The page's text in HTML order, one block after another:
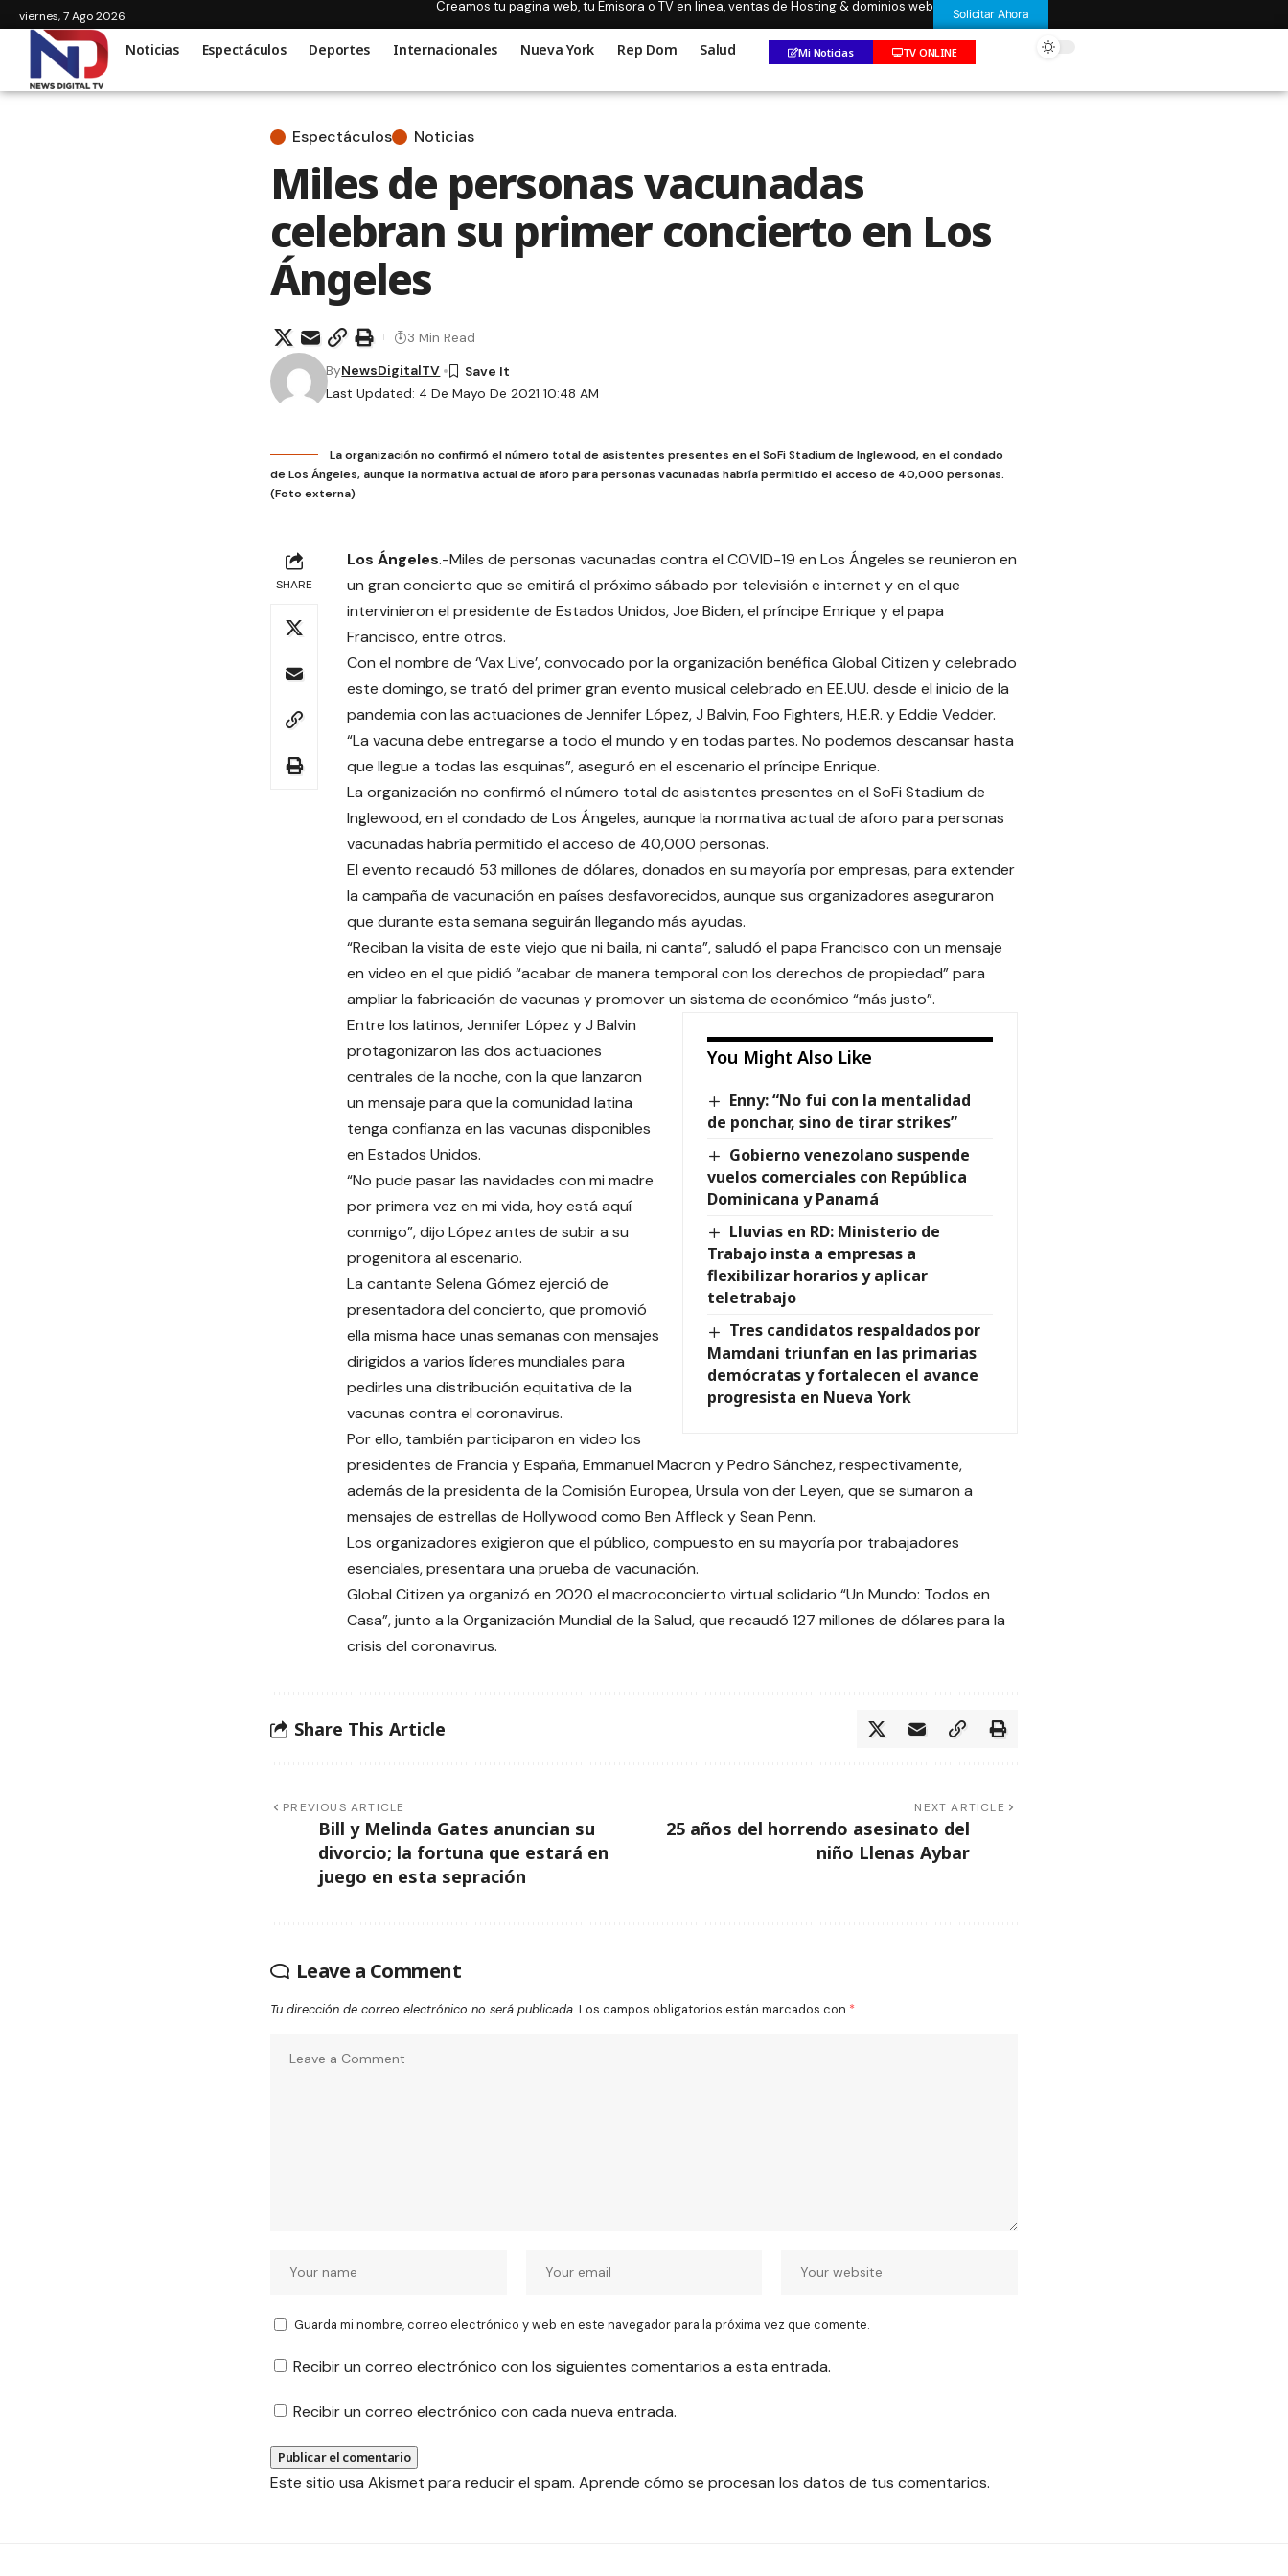
viernes, 7 Ago 2026
Creamos tu pagina web, tu Emisora o TV en linea, ventas de Hosting & dominios web Solicitar Ahora
Noticias Espectáculos Deportes Internacionales Nueva York Rep Dom Salud Mi Noticias TV ONLINE
Espectáculos Noticias
Miles de personas vacunadas
celebran su primer concierto en Los
Ángeles
Last Updated: 4 De Mayo De 2021 10:48 AM
ByNewsDigitalTV
3 Min Read
La organización no confirmó el número total de asistentes presentes en el SoFi Stadium de Inglewood, en el condado
de Los Ángeles, aunque la normativa actual de aforo para personas vacunadas habría permitido el acceso de 40,000 personas.
(Foto externa)
SHARE
Los Ángeles.-Miles de personas vacunadas contra el COVID-19 en Los Ángeles se reunieron en
un gran concierto que se emitirá el próximo sábado por televisión e internet y en el que
intervinieron el presidente de Estados Unidos, Joe Biden, el príncipe Enrique y el papa
Francisco, entre otros.
Con el nombre de ‘Vax Live’, convocado por la organización benéfica Global Citizen y celebrado
este domingo, se trató del primer gran evento musical celebrado en EE.UU. desde el inicio de la
pandemia con las actuaciones de Jennifer López, J Balvin, Foo Fighters, H.E.R. y Eddie Vedder.
“La vacuna debe entregarse a todo el mundo y en todas partes. No podemos descansar hasta
que llegue a todas las esquinas”, aseguró en el escenario el príncipe Enrique.
La organización no confirmó el número total de asistentes presentes en el SoFi Stadium de
Inglewood, en el condado de Los Ángeles, aunque la normativa actual de aforo para personas
vacunadas habría permitido el acceso de 40,000 personas.
El evento recaudó 53 millones de dólares, donados en su mayoría por empresas, para extender
la campaña de vacunación en países desfavorecidos, aunque sus organizadores aseguraron
que durante esta semana seguirán llegando más ayudas.
“Reciban la visita de este viejo que ni baila, ni canta”, saludó el papa Francisco con un mensaje
en video en el que pidió “acabar de manera temporal con los derechos de propiedad” para
ampliar la fabricación de vacunas y promover un sistema de económico “más justo”.
You Might Also Like
Enny: “No fui con la mentalidad
de ponchar, sino de tirar strikes”
Gobierno venezolano suspende
vuelos comerciales con República
Dominicana y Panamá
Lluvias en RD: Ministerio de
Trabajo insta a empresas a
flexibilizar horarios y aplicar
teletrabajo
Tres candidatos respaldados por
Mamdani triunfan en las primarias
demócratas y fortalecen el avance
progresista en Nueva York
Entre los latinos, Jennifer López y J Balvin
protagonizaron las dos actuaciones
centrales de la noche, con la que lanzaron
un mensaje para que la comunidad latina
tenga confianza en las vacunas disponibles
en Estados Unidos.
“No pude pasar las navidades con mi madre
por primera vez en mi vida, hoy está aquí
conmigo”, dijo López antes de subir a su
progenitora al escenario.
La cantante Selena Gómez ejerció de
presentadora del concierto, que promovió
ella misma hace unas semanas con mensajes
dirigidos a varios líderes mundiales para
pedirles una distribución equitativa de la
vacunas contra el coronavirus.
Por ello, también participaron en video los
presidentes de Francia y España, Emmanuel Macron y Pedro Sánchez, respectivamente,
además de la presidenta de la Comisión Europea, Ursula von der Leyen, que se sumaron a
mensajes de estrellas de Hollywood como Ben Affleck y Sean Penn.
Los organizadores exigieron que el público, compuesto en su mayoría por trabajadores
esenciales, presentara una prueba de vacunación.
Global Citizen ya organizó en 2020 el macroconcierto virtual solidario “Un Mundo: Todos en
Casa”, junto a la Organización Mundial de la Salud, que recaudó 127 millones de dólares para la
crisis del coronavirus.
Share This Article
PREVIOUS ARTICLE
Bill y Melinda Gates anuncian su
divorcio; la fortuna que estará en
juego en esta sepración
NEXT ARTICLE
25 años del horrendo asesinato del
niño Llenas Aybar
Leave a Comment
Tu dirección de correo electrónico no será publicada. Los campos obligatorios están marcados con *
Guarda mi nombre, correo electrónico y web en este navegador para la próxima vez que comente.
Recibir un correo electrónico con los siguientes comentarios a esta entrada.
Recibir un correo electrónico con cada nueva entrada.
Este sitio usa Akismet para reducir el spam. Aprende cómo se procesan los datos de tus comentarios.